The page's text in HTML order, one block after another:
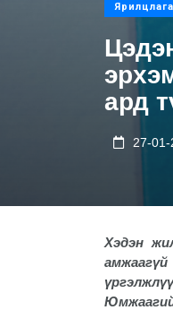
Ярилцлага
ард
27-
Хэдэн